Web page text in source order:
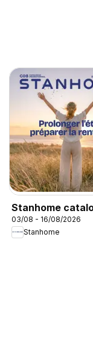
Stanhome
03/08 - 16/08/2026
Stanhome